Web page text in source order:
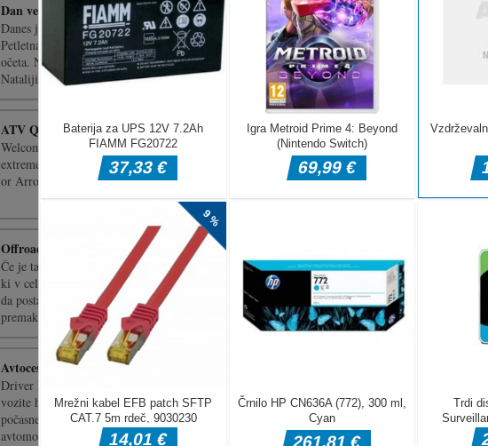
Dan veselega očeta Baby Taylor
Danes je rojstni dan Natalijinega očeta. Natalijin oče mora čez dan hoditi v službo.
Petletna Natalia in njena mama se v tem času radi pripravita na očetova presenečenja za
očeta. Natalia se odloči, da opere očetov avto, nato pa mu skuha najljubši zrezek.
Natalijina mama bo pripr [...]
ATV Quad Bike Impossible Stunt
Welcome to 4X4 Quad Bike dusty offroad mountaineer trail racing games. Driving
extreme fast most powerful ATV Motor Bikes on offroad will give you fun.Use WASD
or Arrows to drive
Offroad Grand Monster Truck Hill Drive
Če je tako, je čakanja konec! Omogočili vam bomo vrhunsko igro s terenskimi vozili,
ki v celoti temelji na resnični fiziki vožnje 4x4. Nikoli ne boste izkoristili priložnosti,
da postanete poklicni voznik v dirkah pošastnih tovornjakov pošast, dokler ne
premaknete kolesa. V tej d [...]
Avtocesta
Driver Highway je arkadna igra avtomobila, ki je narejena na 2D igrah. Na avtocesti
vozite hitro rdeč avtomobil, na treh progah bo vozilo več avtomobilov, naključno
počasnejši od vašega avtomobila. Rezultati, ki bi jih lahko zaslužili, izvirajo iz količine
avtomobilov, ki jih vaš [...]